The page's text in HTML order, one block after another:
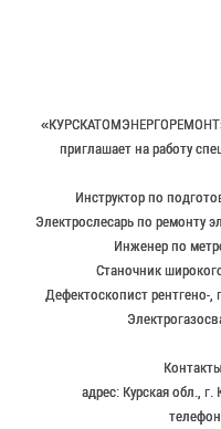
приглашает на работу
Инструктор по
Электрослесарь по ремонту
Инженер по
Станочник
Дефектоскопист рентгено-,
адрес: Курская обл.,